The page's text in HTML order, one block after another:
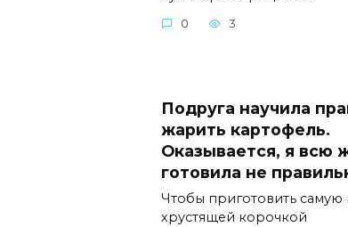
0 3
Подруга научила
жарить картофель.
Оказывается, я всю
готовила не
Чтобы приготовить самую
хрустящей корочкой